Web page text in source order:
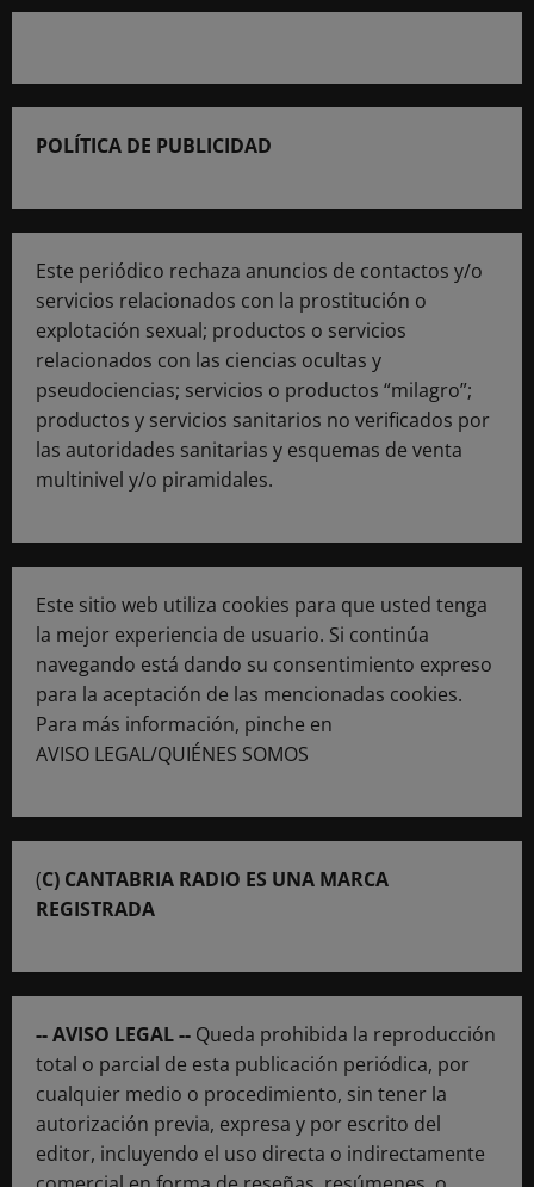
POLÍTICA DE PUBLICIDAD
Este periódico rechaza anuncios de contactos y/o
servicios relacionados con la prostitución o
explotación sexual; productos o servicios
relacionados con las ciencias ocultas y
pseudociencias; servicios o productos “milagro”;
productos y servicios sanitarios no verificados por
las autoridades sanitarias y esquemas de venta
multinivel y/o piramidales.
Este sitio web utiliza cookies para que usted tenga
la mejor experiencia de usuario. Si continúa
navegando está dando su consentimiento expreso
para la aceptación de las mencionadas cookies.
Para más información, pinche en
AVISO LEGAL/QUIÉNES SOMOS
(C) CANTABRIA RADIO ES UNA MARCA
REGISTRADA
-- AVISO LEGAL -- Queda prohibida la reproducción
total o parcial de esta publicación periódica, por
cualquier medio o procedimiento, sin tener la
autorización previa, expresa y por escrito del
editor, incluyendo el uso directa o indirectamente